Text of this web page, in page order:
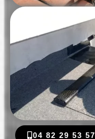
04 82 29 53 57